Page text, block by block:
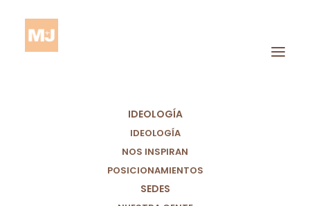
IDEOLOGÍA
IDEOLOGÍA
NOS INSPIRAN
POSICIONAMIENTOS
SEDES